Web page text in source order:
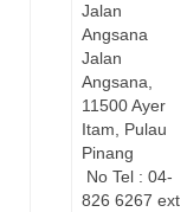
Jalan
Angsana
Jalan
Angsana,
11500 Ayer
Itam, Pulau
Pinang
No Tel : 04-
826 6267 ext